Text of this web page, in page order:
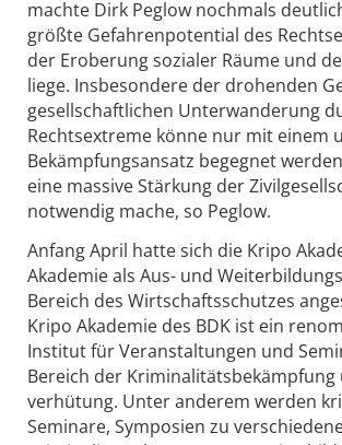
machte Dirk Peglow nochmals
größte Gefahrenpotential des
der Eroberung sozialer Räume und
liege. Insbesondere der drohenden
gesellschaftlichen Unterwanderung
Rechtsextreme könne nur mit einem
Bekämpfungsansatz begegnet
eine massive Stärkung der
notwendig mache, so Peglow.
Anfang April hatte sich die Kripo
Akademie als Aus- und
Bereich des Wirtschaftsschutzes
Kripo Akademie des BDK ist ein
Institut für Veranstaltungen und
Bereich der Kriminalitätsbekämpfung
verhütung. Unter anderem werden
Seminare, Symposien zu